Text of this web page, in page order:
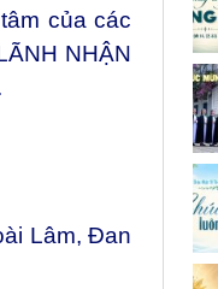
của các
NHẬN
Lâm, Đan